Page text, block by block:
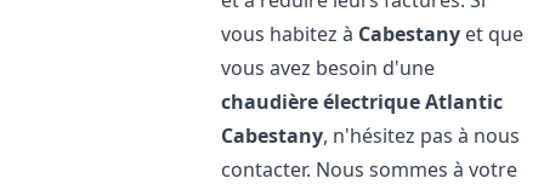
vous habitez à Cabestany et que
vous avez besoin d'une
chaudière électrique Atlantic
Cabestany, n'hésitez pas à nous
contacter. Nous sommes à votre